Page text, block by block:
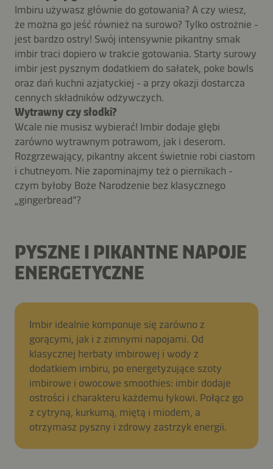
Imbiru używasz głównie do gotowania? A czy wiesz,
że można go jeść również na surowo? Tylko ostrożnie -
jest bardzo ostry! Swój intensywnie pikantny smak
imbir traci dopiero w trakcie gotowania. Starty surowy
imbir jest pysznym dodatkiem do sałatek, poke bowls
oraz dań kuchni azjatyckiej - a przy okazji dostarcza
cennych składników odżywczych.
Wytrawny czy słodki?
Wcale nie musisz wybierać! Imbir dodaje głębi
zarówno wytrawnym potrawom, jak i deserom.
Rozgrzewający, pikantny akcent świetnie robi ciastom
i chutneyom. Nie zapominajmy też o piernikach -
czym byłoby Boże Narodzenie bez klasycznego
„gingerbread”?
PYSZNE I PIKANTNE NAPOJE
ENERGETYCZNE
Imbir idealnie komponuje się zarówno z
gorącymi, jak i z zimnymi napojami. Od
klasycznej herbaty imbirowej i wody z
dodatkiem imbiru, po energetyzujące szoty
imbirowe i owocowe smoothies: imbir dodaje
ostrości i charakteru każdemu łykowi. Połącz go
z cytryną, kurkumą, miętą i miodem, a
otrzymasz pyszny i zdrowy zastrzyk energii.